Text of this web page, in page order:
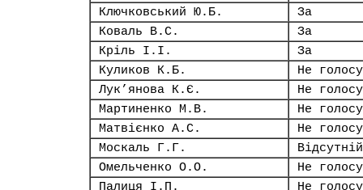
Ключковський Ю.Б.
За
Коваль В.С.
За
Кріль І.І.
За
Куликов К.Б.
Не
Лук’янова К.Є.
Не
Мартиненко М.В.
Не
Матвієнко А.С.
Не
Москаль Г.Г.
Відсутній
Омельченко О.О.
Не
Палиця І.П.
Не